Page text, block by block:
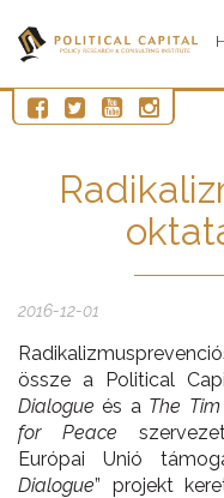
2016-12-01
össze a Political
Dialogue és a The
for Peace
Európai Unió
Dialogue” projekt